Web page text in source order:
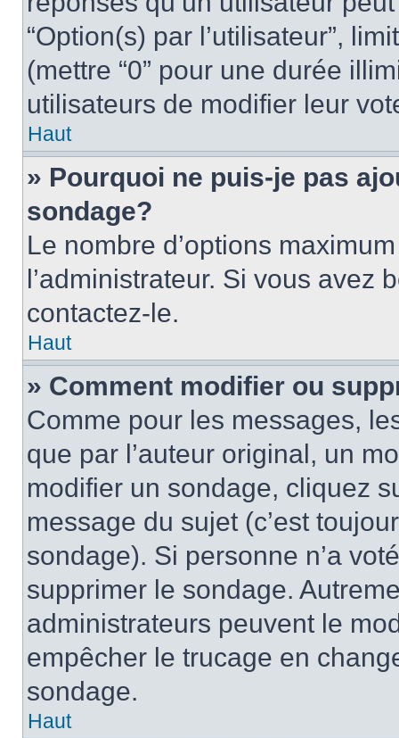
“Option(s) par l’utilisateur”,
(mettre “0” pour une durée
utilisateurs de modifier leur
Haut
» Pourquoi ne puis-je pas
sondage?
Le nombre d’options
l’administrateur. Si vous avez
contactez-le.
Haut
» Comment modifier ou
Comme pour les messages,
que par l’auteur original, un
modifier un sondage, cliquez
message du sujet (c’est
sondage). Si personne n’a
supprimer le sondage.
administrateurs peuvent le
empêcher le trucage en
sondage.
Haut